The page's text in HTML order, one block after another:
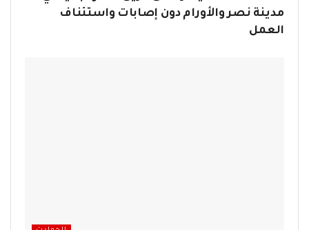
مدينة نصر والأورام دون إصابات واستئناف
العمل